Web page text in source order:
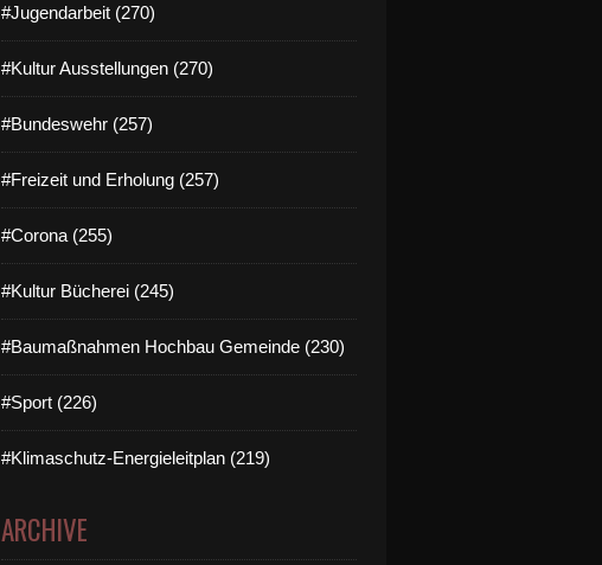
#Jugendarbeit (270)
#Kultur Ausstellungen (270)
#Bundeswehr (257)
#Freizeit und Erholung (257)
#Corona (255)
#Kultur Bücherei (245)
#Baumaßnahmen Hochbau Gemeinde (230)
#Sport (226)
#Klimaschutz-Energieleitplan (219)
ARCHIVE